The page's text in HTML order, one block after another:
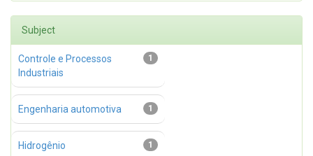
Subject
1
Controle e Processos
Industriais
1
Engenharia automotiva
1
Hidrogênio